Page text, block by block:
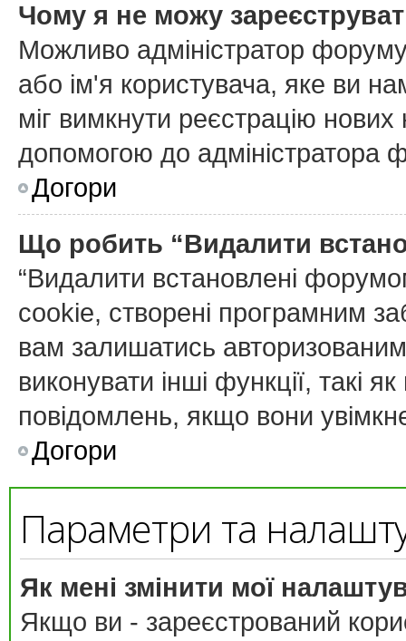
Чому я не можу
Можливо адміністратор
або ім'я користувача, яке ви
міг вимкнути реєстрацію нових
допомогою до адміністратора
Догори
Що робить “Видалити
“Видалити встановлені
cookie, створені програмним
вам залишатись
виконувати інші функції, такі
повідомлень, якщо вони
Догори
Параметри та
Як мені змінити мої
Якщо ви - зареєстрований